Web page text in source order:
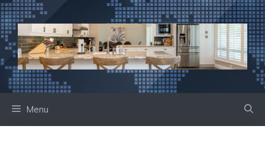
Ga
naar
de
inhoud
Menu